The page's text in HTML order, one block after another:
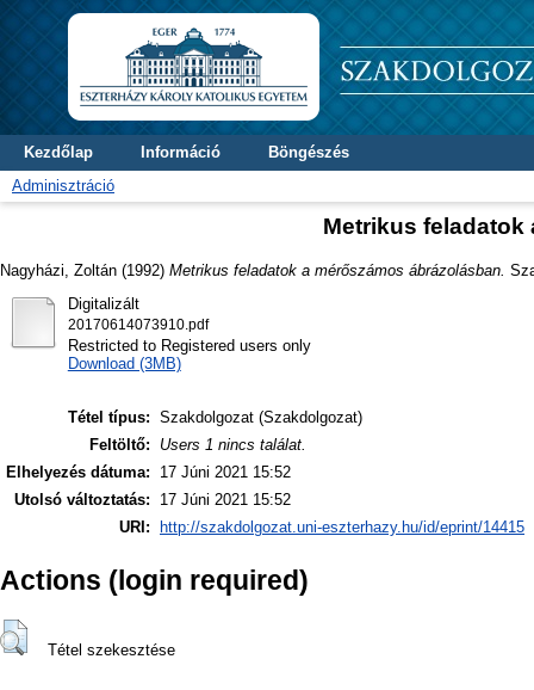
Kezdőlap Információ
Böngészés
Adminisztráció
Metrikus feladatok
Nagyházi, Zoltán (1992) Metrikus feladatok a mérőszámos ábrázolásban.
Digitalizált
20170614073910.pdf
Restricted to Registered users only
Download (3MB)
Tétel típus: Szakdolgozat (Szakdolgozat)
Feltöltő:
Users 1 nincs találat.
Elhelyezés dátuma:
17 Júni 2021 15:52
Utolsó változtatás:
17 Júni 2021 15:52
URI:
http://szakdolgozat.uni-eszterhazy.hu/id/eprint/14415
Actions (login required)
Tétel szekesztése